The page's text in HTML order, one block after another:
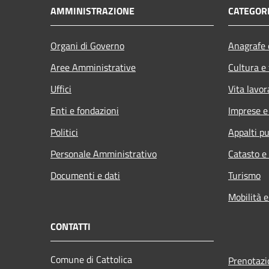
AMMINISTRAZIONE
Organi di Governo
Aree Amministrative
Uffici
Enti e fondazioni
Politici
Personale Amministrativo
Documenti e dati
Cultura
Vita
Imprese
Appalti
Catasto
Turismo
Mobilità
CONTATTI
Comune di Cattolica